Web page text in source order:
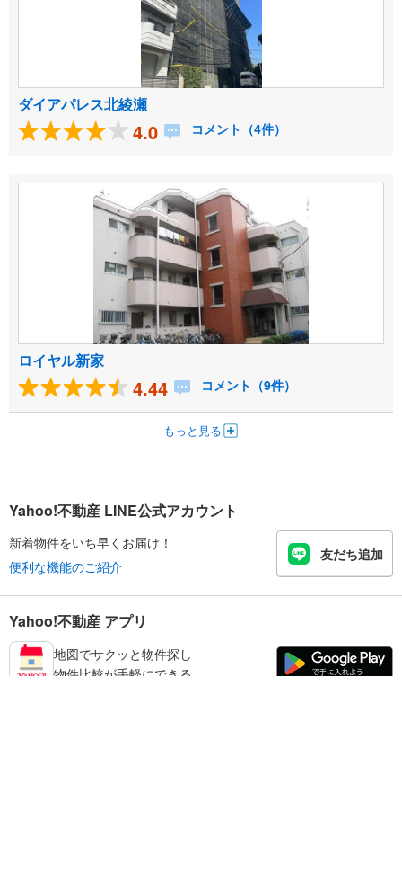
ダイアパレス北綾瀬
4.0 コメント（4件）
ロイヤル新家
4.44 コメント（9件）
もっと見る
Yahoo!不動産 LINE公式アカウント
新着物件をいち早くお届け！
便利な機能のご紹介
友だち追加
Yahoo!不動産 アプリ
地図でサクッと物件探し
物件比較が手軽にできる